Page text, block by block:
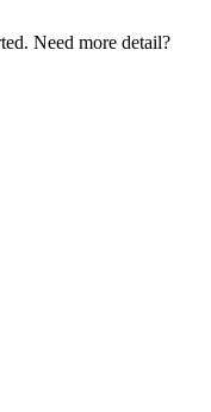
Need more detail?